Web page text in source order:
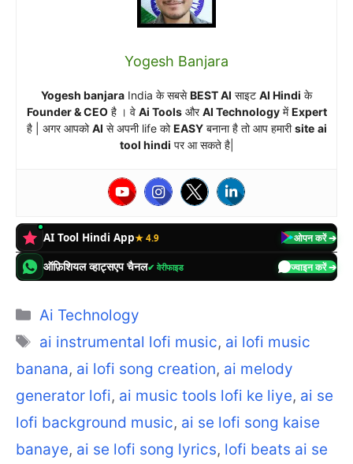
Yogesh Banjara
Yogesh banjara India के सबसेBEST AI साइट AI Hindi के
Founder & CEOहै । वे Ai ToolsऔरAI TechnologyमेंExpert
है | अगर आपकोAI से अपनी life कोEASYबनाना है तो आप हमारीsite ai
tool hindi पर आ सकते है|
AI Tool Hindi App★ 4.9 ओपन करें ➔
ऑफ़िशियल व्हाट्सएप चैनल✔ वेरीफाइड ज्वाइन करें ➔
Categories
Ai Technology
Tags
ai instrumental lofi music, ai lofi music
banana, ai lofi song creation, ai melody
generator lofi, ai music tools lofi ke liye, ai se
lofi background music, ai se lofi song kaise
banaye, ai se lofi song lyrics, lofi beats ai se